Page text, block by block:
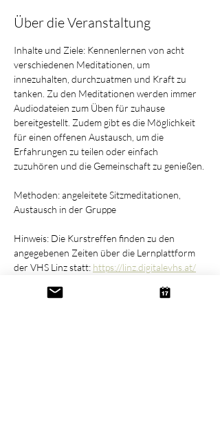
Über die Veranstaltung
Inhalte und Ziele: Kennenlernen von acht
verschiedenen Meditationen, um
innezuhalten, durchzuatmen und Kraft zu
tanken. Zu den Meditationen werden immer
Audiodateien zum Üben für zuhause
bereitgestellt. Zudem gibt es die Möglichkeit
für einen offenen Austausch, um die
Erfahrungen zu teilen oder einfach
zuzuhören und die Gemeinschaft zu genießen.
Methoden: angeleitete Sitzmeditationen,
Austausch in der Gruppe
Hinweis: Die Kurstreffen finden zu den
angegebenen Zeiten über die Lernplattform
der VHS Linz statt: https://linz.digitalevhs.at/
Die Zugangsdaten zur Lernplattform erhalten